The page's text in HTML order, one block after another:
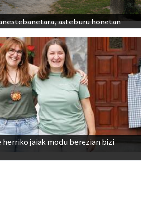
asteburu honetan
jaiak modu berezian bizi